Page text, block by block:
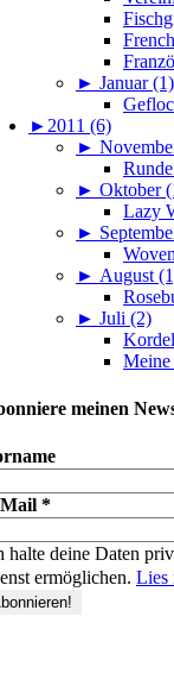
► Januar (1)
► 2011 (6)
►
► Oktober
Lazy
►
► August
► Juli (2)
Meine
meinen
*
halte deine Daten
ermöglichen. Lies